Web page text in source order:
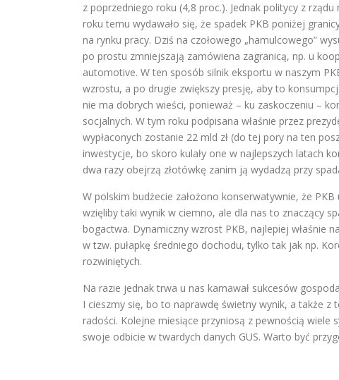
z poprzedniego roku (4,8 proc.). Jednak politycy z
roku temu wydawało się, że spadek PKB poniżej
na rynku pracy. Dziś na czołowego „hamulcowego”
po prostu zmniejszają zamówiena zagranicą, np. u
automotive. W ten sposób silnik eksportu w naszym
wzrostu, a po drugie zwiększy presję, aby to
nie ma dobrych wieści, ponieważ – ku zaskoczeniu –
socjalnych. W tym roku podpisana właśnie przez
wypłaconych zostanie 22 mld zł (do tej pory na ten
inwestycje, bo skoro kulały one w najlepszych latach
dwa razy obejrzą złotówkę zanim ją wydadzą przy
W polskim budżecie założono konserwatywnie, że
wzięliby taki wynik w ciemno, ale dla nas to znaczący
bogactwa. Dynamiczny wzrost PKB, najlepiej właśnie
w tzw. pułapkę średniego dochodu, tylko tak jak np.
rozwiniętych.
Na razie jednak trwa u nas karnawał sukcesów
I cieszmy się, bo to naprawdę świetny wynik, a także
radości. Kolejne miesiące przyniosą z pewnością
swoje odbicie w twardych danych GUS. Warto być